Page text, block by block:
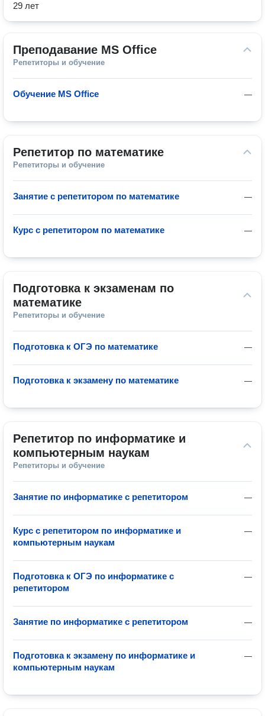
29 лет
Преподавание MS Office
Репетиторы и обучение
—
Обучение MS Office
Репетитор по математике
Репетиторы и обучение
—
Занятие с репетитором по математике
—
Курс с репетитором по математике
Подготовка к экзаменам по
математике
Репетиторы и обучение
—
Подготовка к ОГЭ по математике
—
Подготовка к экзамену по математике
Репетитор по информатике и
компьютерным наукам
Репетиторы и обучение
—
Занятие по информатике с репетитором
—
Курс с репетитором по информатике и
компьютерным наукам
—
Подготовка к ОГЭ по информатике с
репетитором
—
Занятие по информатике с репетитором
—
Подготовка к экзамену по информатике и
компьютерным наукам